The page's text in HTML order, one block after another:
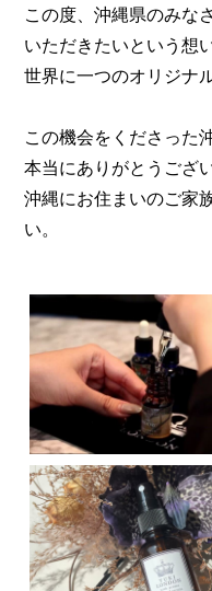
この度、沖縄県のみな
いただきたいという想
世界に一つのオリジナ
この機会をくださった
本当にありがとうござ
沖縄にお住まいのご家
い。